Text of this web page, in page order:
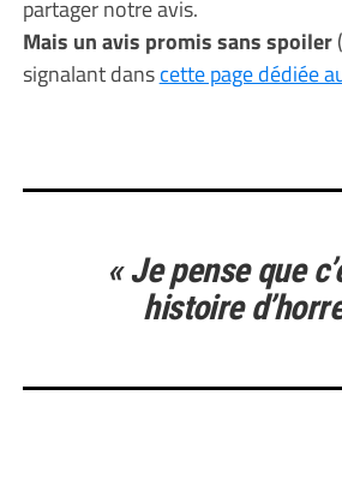
partager notre avis.
Mais un avis promis sans spoiler
signalant danscette page dédiée
« Je pense que
histoire